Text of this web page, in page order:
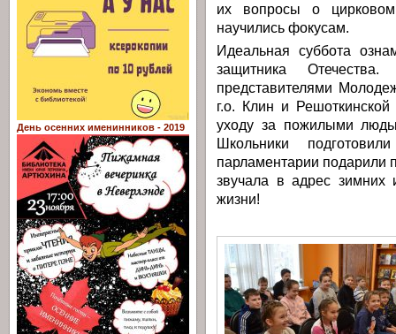
их вопросы о
научились фокусам.
Идеальная суббота
защитника
представителями
г.о. Клин и
уходу за пожилыми
Школьники
парламентарии подарили
звучала в адрес зимних
жизни!
День осенних именинников - 2019